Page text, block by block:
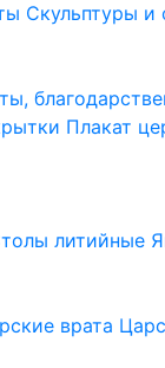
Скульптуры и
Плакат
литийные
врата